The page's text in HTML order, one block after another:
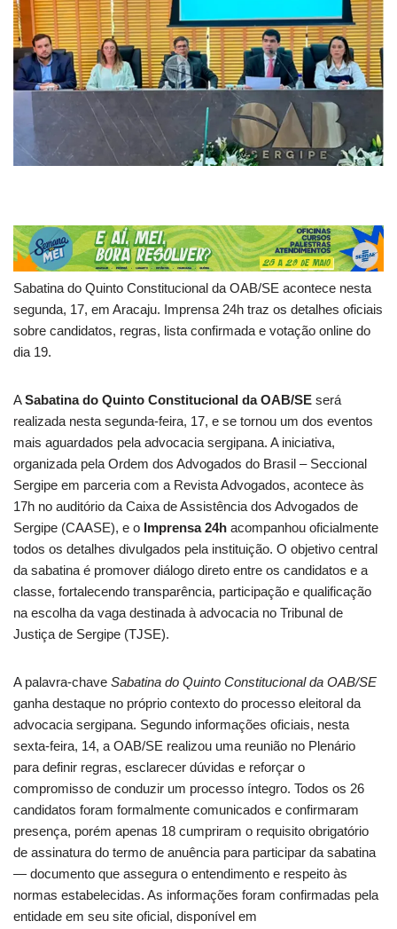
Sabatina do Quinto Constitucional da OAB/SE acontece nesta
segunda, 17, em Aracaju. Imprensa 24h traz os detalhes oficiais
sobre candidatos, regras, lista confirmada e votação online do
dia 19.
ASabatina do Quinto Constitucional da OAB/SE será
realizada nesta segunda-feira, 17, e se tornou um dos eventos
mais aguardados pela advocacia sergipana. A iniciativa,
organizada pela Ordem dos Advogados do Brasil – Seccional
Sergipe em parceria com a Revista Advogados, acontece às
17h no auditório da Caixa de Assistência dos Advogados de
Sergipe (CAASE), e o Imprensa 24h acompanhou oficialmente
todos os detalhes divulgados pela instituição. O objetivo central
da sabatina é promover diálogo direto entre os candidatos e a
classe, fortalecendo transparência, participação e qualificação
na escolha da vaga destinada à advocacia no Tribunal de
Justiça de Sergipe (TJSE).
A palavra-chave Sabatina do Quinto Constitucional da OAB/SE
ganha destaque no próprio contexto do processo eleitoral da
advocacia sergipana. Segundo informações oficiais, nesta
sexta-feira, 14, a OAB/SE realizou uma reunião no Plenário
para definir regras, esclarecer dúvidas e reforçar o
compromisso de conduzir um processo íntegro. Todos os 26
candidatos foram formalmente comunicados e confirmaram
presença, porém apenas 18 cumpriram o requisito obrigatório
de assinatura do termo de anuência para participar da sabatina
— documento que assegura o entendimento e respeito às
normas estabelecidas. As informações foram confirmadas pela
entidade em seu site oficial, disponível em